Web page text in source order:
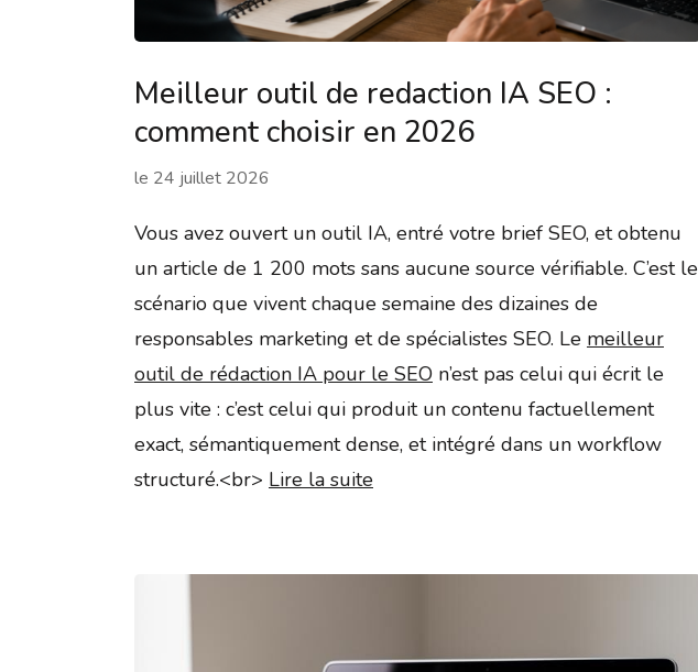
Meilleur outil de redaction IA SEO :
comment choisir en 2026
le 24 juillet 2026
Vous avez ouvert un outil IA, entré votre brief SEO, et obtenu
un article de 1 200 mots sans aucune source vérifiable. C’est le
scénario que vivent chaque semaine des dizaines de
responsables marketing et de spécialistes SEO. Le meilleur
outil de rédaction IA pour le SEO n’est pas celui qui écrit le
plus vite : c’est celui qui produit un contenu factuellement
exact, sémantiquement dense, et intégré dans un workflow
structuré.<br> Lire la suite